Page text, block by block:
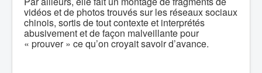
vidéos et de photos trouvés sur les réseaux sociaux
chinois, sortis de tout contexte et interprétés
abusivement et de façon malveillante pour
« prouver » ce qu’on croyait savoir d’avance.